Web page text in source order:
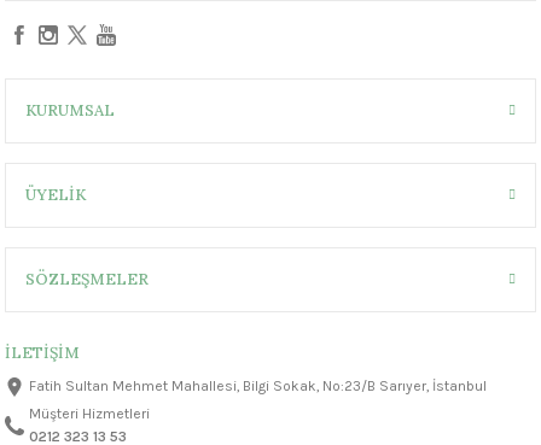
KURUMSAL
ÜYELİK
SÖZLEŞMELER
İLETİŞİM
Fatih Sultan Mehmet Mahallesi, Bilgi Sokak, No:23/B Sarıyer, İstanbul
Müşteri Hizmetleri
0212 323 13 53